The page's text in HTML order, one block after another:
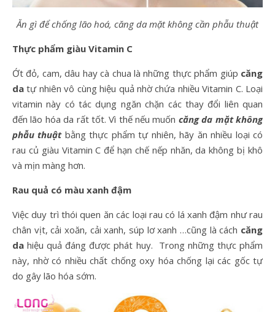
Ăn gì để chống lão hoá, căng da mặt không cần phẫu thuật
Thực phẩm giàu Vitamin C
Ớt đỏ, cam, dâu hay cà chua là những thực phẩm giúp căng
da tự nhiên vô cùng hiệu quả nhờ chứa nhiều Vitamin C. Loại
vitamin này có tác dụng ngăn chặn các thay đổi liên quan
đến lão hóa da rất tốt. Vì thế nếu muốn căng da mặt không
phẫu thuật bằng thực phẩm tự nhiên, hãy ăn nhiều loại có
rau củ giàu Vitamin C để hạn chế nếp nhăn, da không bị khô
và mịn màng hơn.
Rau quả có màu xanh đậm
Việc duy trì thói quen ăn các loại rau có lá xanh đậm như rau
chân vịt, cải xoăn, cải xanh, súp lơ xanh …cũng là cách căng
da hiệu quả đáng được phát huy. Trong những thực phẩm
này, nhờ có nhiều chất chống oxy hóa chống lại các gốc tự
do gây lão hóa sớm.